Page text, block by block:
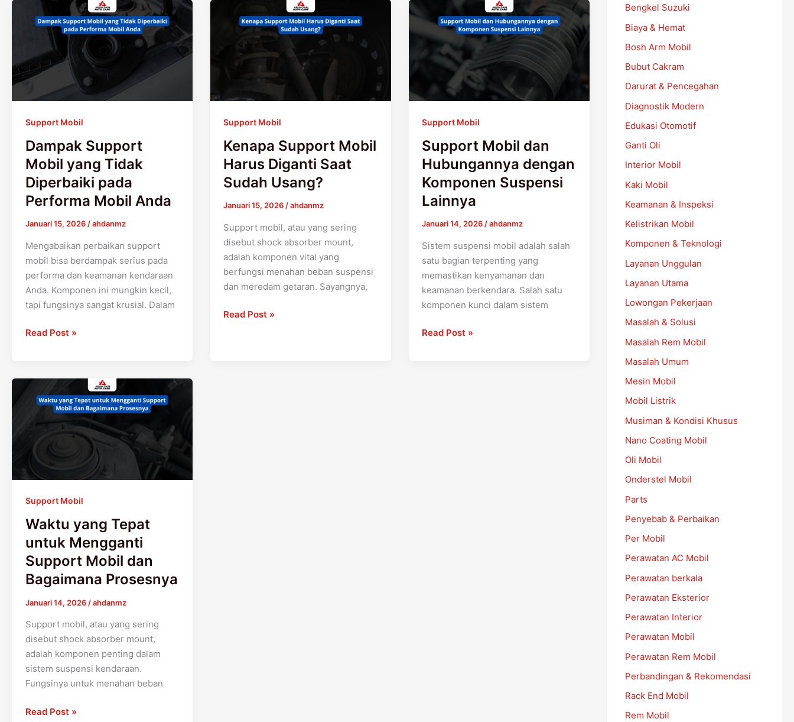
Support Mobil
Dampak Support
Mobil yang Tidak
Diperbaiki pada
Performa Mobil Anda
Januari 15, 2026 /ahdanmz
Mengabaikan perbaikan support
mobil bisa berdampak serius pada
performa dan keamanan kendaraan
Anda. Komponen ini mungkin kecil,
tapi fungsinya sangat krusial. Dalam
Support
yang
Tidak
Diperbaiki
pada
Mobil
Anda
Read Post »
Support Mobil
Kenapa Support Mobil
Harus Diganti Saat
Sudah Usang?
Januari 15, 2026 /ahdanmz
Support mobil, atau yang sering
disebut shock absorber mount,
adalah komponen vital yang
berfungsi menahan beban suspensi
dan meredam getaran. Sayangnya,
Support
Sudah
Read Post »
Support Mobil
Support Mobil dan
Hubungannya dengan
Komponen Suspensi
Lainnya
Januari 14, 2026 /ahdanmz
Sistem suspensi mobil adalah salah
satu bagian terpenting yang
memastikan kenyamanan dan
keamanan berkendara. Salah satu
komponen kunci dalam sistem
Support
Mobil
dan
Hubungannya
dengan
Komponen
Suspensi
Read Post »
Support Mobil
Waktu yang Tepat
untuk Mengganti
Support Mobil dan
Bagaimana Prosesnya
Januari 14, 2026 /ahdanmz
Support mobil, atau yang sering
disebut shock absorber mount,
adalah komponen penting dalam
sistem suspensi kendaraan.
Fungsinya untuk menahan beban
Waktu
yang
untuk
Mengganti
Support
Mobil
Bagaimana
Prosesnya
Read Post »
Bengkel Suzuki
Biaya & Hemat
Bosh Arm Mobil
Bubut Cakram
Darurat & Pencegahan
Diagnostik Modern
Edukasi Otomotif
Ganti Oli
Interior Mobil
Kaki Mobil
Keamanan & Inspeksi
Kelistrikan Mobil
Komponen & Teknologi
Layanan Unggulan
Layanan Utama
Lowongan Pekerjaan
Masalah & Solusi
Masalah Rem Mobil
Masalah Umum
Mesin Mobil
Mobil Listrik
Musiman & Kondisi Khusus
Nano Coating Mobil
Oli Mobil
Onderstel Mobil
Parts
Penyebab & Perbaikan
Per Mobil
Perawatan AC Mobil
Perawatan berkala
Perawatan Eksterior
Perawatan Interior
Perawatan Mobil
Perawatan Rem Mobil
Perbandingan & Rekomendasi
Rack End Mobil
Rem Mobil